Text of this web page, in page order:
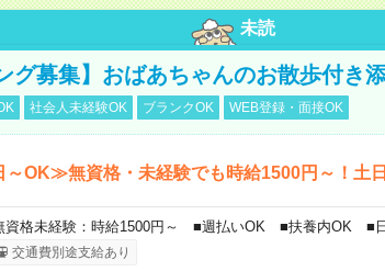
未読
グ募集】おばあちゃんのお散歩付き
社会人未経験OK ブランクOK WEB登録・面接OK
OK≫無資格・未経験でも時給1500円～！土日
資格未経験：時給1500円～ ■週払いOK ■扶養内OK ■
交通費別途支給あり